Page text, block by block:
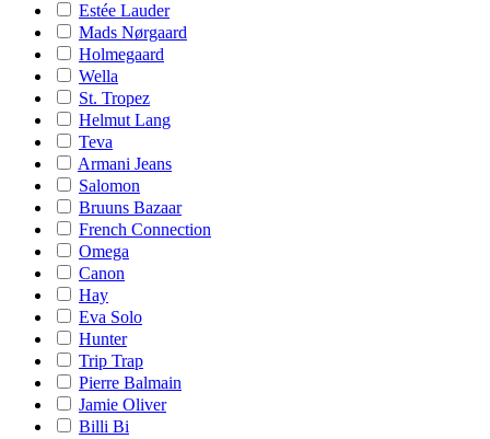
Estée Lauder
Mads Nørgaard
Holmegaard
Wella
St. Tropez
Helmut Lang
Teva
Armani Jeans
Salomon
Bruuns Bazaar
French Connection
Omega
Canon
Hay
Eva Solo
Hunter
Trip Trap
Pierre Balmain
Jamie Oliver
Billi Bi